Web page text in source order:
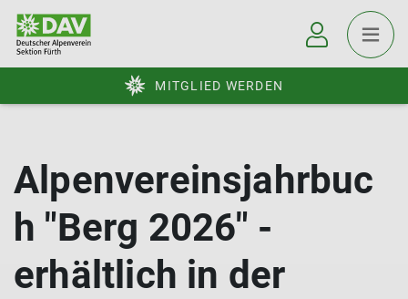
MITGLIED WERDEN
Alpenvereinsjahrbuc
h "Berg 2026" -
erhältlich in der